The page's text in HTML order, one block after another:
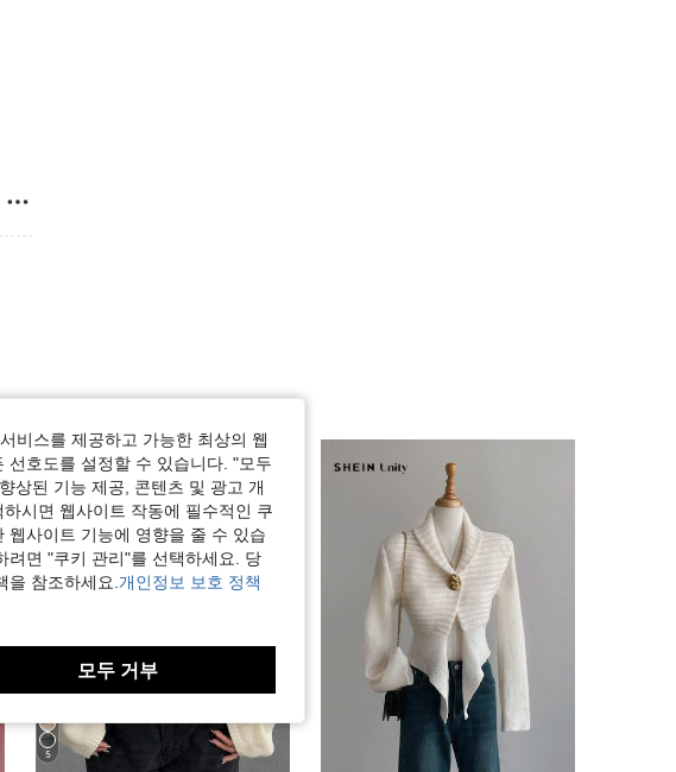
5
비스를 제공하고 가능한 최상의 웹
호도를 설정할 수 있습니다. "모두
상된 기능 제공, 콘텐츠 및 광고 개
시면 웹사이트 작동에 필수적인 쿠
웹사이트 기능에 영향을 줄 수 있습
려면 "쿠키 관리"를 선택하세요. 당
참조하세요. 개인정보 보호 정책
모두 거부